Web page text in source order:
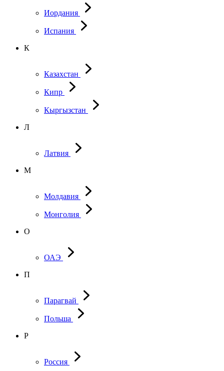
Иордания
Испания
К
Казахстан
Кипр
Кыргызстан
Л
Латвия
М
Молдавия
Монголия
О
ОАЭ
П
Парагвай
Польша
Р
Россия